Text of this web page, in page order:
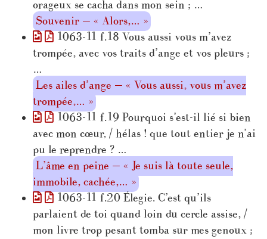
orageux se cacha dans mon sein ; …
Souvenir — « Alors,… »
1063-11 f.18 Vous aussi vous m’avez
trompée, avec vos traits d’ange et vos pleurs ;
…
Les ailes d’ange — « Vous aussi, vous m’avez
trompée,… »
1063-11 f.19 Pourquoi s’est-il lié si bien
avec mon cœur, / hélas ! que tout entier je n’ai
pu le reprendre ? …
L’âme en peine — « Je suis là toute seule,
immobile, cachée,… »
1063-11 f.20 Élegie. C’est qu’ils
parlaient de toi quand loin du cercle assise, /
mon livre trop pesant tomba sur mes genoux ;